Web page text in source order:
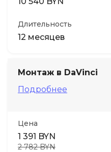
Длительность
12 месяцев
Монтаж в DaVinci
Подробнее
Цена
1 391 BYN
2 782 BYN